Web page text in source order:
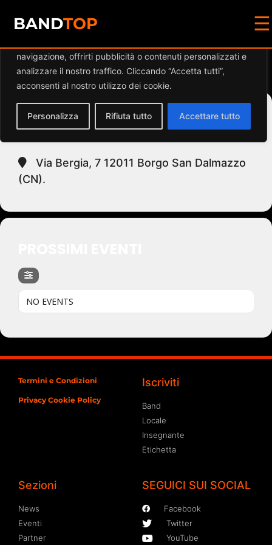
Diamo valore alla tua privacy
navigazione, offrirti pubblicità o contenuti personalizzati e
analizzare il nostro traffico. Cliccando “Accetta tutti”,
acconsenti al nostro utilizzo dei cookie.
Personalizza Rifiuta tutto Accettare tutto
BANDTOP ☰
Events at this location
BORGO SAN DALMAZZO
Via Bergia, 7 12011 Borgo San Dalmazzo
(CN).
NO EVENTS
Termini e Condizioni
Privacy Cookie Policy
Iscriviti
Band
Locale
Insegnante
Etichetta
Sezioni
News
Eventi
Partner
SEGUICI SUI SOCIAL
Facebook
Twitter
YouTube